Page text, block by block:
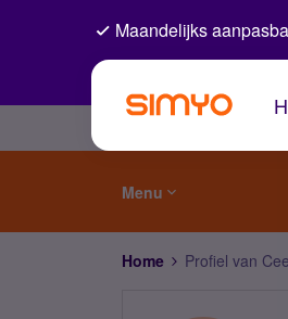
Maandelijks
Menu
Home Profiel van